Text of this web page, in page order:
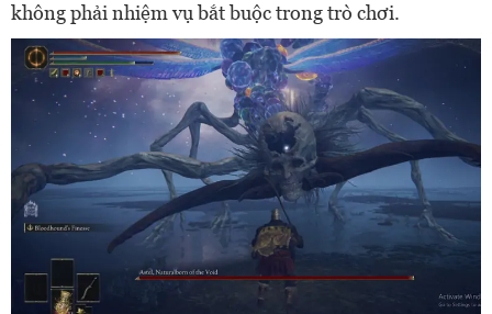
không phải nhiệm vụ bắt buộc trong trò chơi.